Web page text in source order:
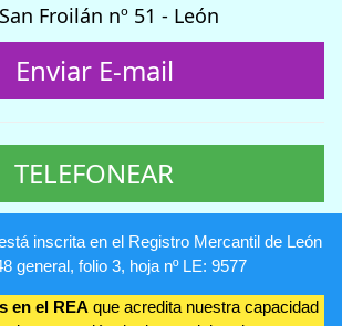
Froilán nº 51 - León
Enviar E-mail
TELEFONEAR
inscrita en el Registro Mercantil de León
general, folio 3, hoja nº LE: 9577
en el REAque acredita nuestra capacidad